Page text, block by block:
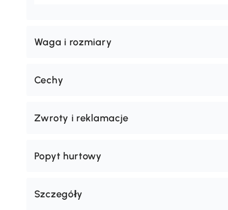
Waga i rozmiary
Cechy
Zwroty i reklamacje
Popyt hurtowy
Szczegóły